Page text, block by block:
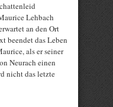
Lehbach
an den Ort
beendet das Leben
als er seiner
Neurach einen
nicht das letzte